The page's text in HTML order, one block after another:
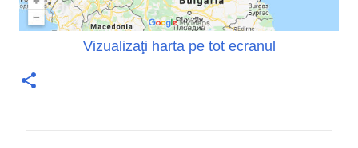
Vizualizaţi harta pe tot ecranul